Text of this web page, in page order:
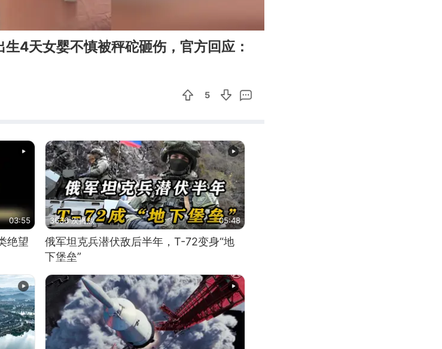
4天女婴不慎被秤砣砸伤，官方回应：
5
03:55
绝望
3636 次播放 05:48
俄军坦克兵潜伏敌后半年，T-72变身“地
下堡垒”